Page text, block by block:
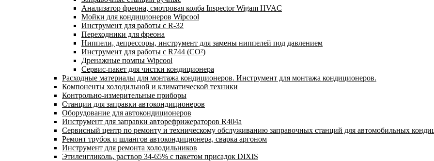
Анализатор фреона, смотровая колба Inspector Wigam HVAC
Мойки для кондиционеров Wipcool
Инструмент для работы с R-32
Переходники для фреона
Ниппели, депрессоры, инструмент для замены ниппелей под давлением
Инструмент для работы с R744 (CO²)
Дренажные помпы Wipcool
Сервис-пакет для чистки кондиционера
Расходные материалы для монтажа кондиционеров. Инструмент для монтажа кондиционеров.
Компоненты холодильной и климатической техники
Контрольно-измерительные приборы
Станции для заправки автокондиционеров
Оборудование для автокондиционеров
Инструмент для заправки авторефрижераторов R404a
Сервисный центр по ремонту и техническому обслуживанию заправочных станций для автомобильных
Ремонт трубок и шлангов автокондиционера, сварка аргоном
Инструмент для ремонта холодильников
Этиленгликоль, раствор 34-65% с пакетом присадок DIXIS